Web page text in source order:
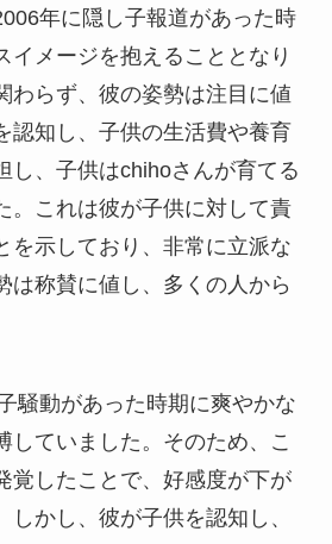
年に隠し子報道があった時
イメージを抱えることとなり
わらず、彼の姿勢は注目に値
認知し、子供の生活費や養育
し、子供はchihoさんが育てる
。これは彼が子供に対して責
を示しており、非常に立派な
は称賛に値し、多くの人から
騒動があった時期に爽やかな
していました。そのため、こ
覚したことで、好感度が下が
しかし、彼が子供を認知し、